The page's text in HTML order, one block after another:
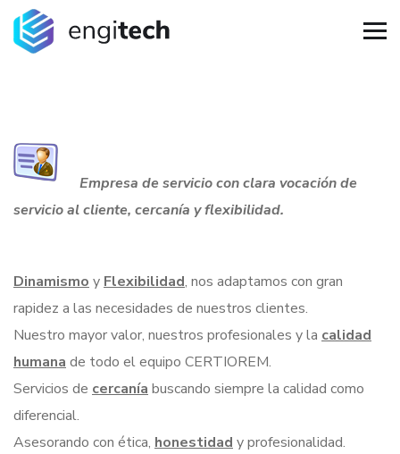
Empresa de servicio con clara vocación de
servicio al cliente, cercanía y flexibilidad.
Dinamismo y Flexibilidad, nos adaptamos con gran
rapidez a las necesidades de nuestros clientes.
Nuestro mayor valor, nuestros profesionales y la calidad
humana de todo el equipo CERTIOREM.
Servicios de cercanía buscando siempre la calidad como
diferencial.
Asesorando con ética, honestidad y profesionalidad.